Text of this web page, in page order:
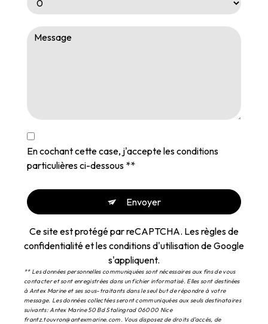
En cochant cette case, j'accepte les conditions
particulières ci-dessous **
Envoyer
Ce site est protégé par reCAPTCHA. Lesrègles de
confidentialitéet lesconditions d'utilisationde Google
s'appliquent.
** Les données personnelles communiquées sont nécessaires aux fins de vous
contacter et sont enregistrées dans un fichier informatisé. Elles sont destinées
à Antex Marine et ses sous-traitants dans le seul but de répondre à votre
message. Les données collectées seront communiquées aux seuls destinataires
suivants: Antex Marine 50 Bd Stalingrad 06000 Nice
frantz.touvron@antexmarine.com. Vous disposez de droits d’accès, de